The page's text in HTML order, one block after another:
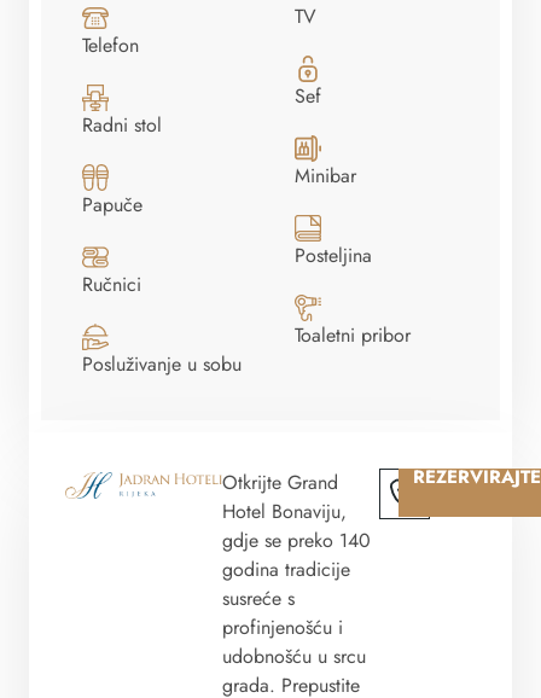
TV
Telefon
Sef
Radni stol
Minibar
Papuče
Posteljina
Ručnici
Toaletni pribor
Posluživanje u sobu
Otkrijte Grand
Hotel Bonaviju,
gdje se preko 140
godina tradicije
susreće s
profinjenošću i
udobnošću u srcu
grada. Prepustite
REZERVIRAJTE